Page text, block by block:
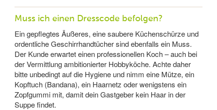
Muss ich einen Dresscode befolgen?
Ein gepflegtes Äußeres, eine saubere Küchenschürze und
ordentliche Geschirrhandtücher sind ebenfalls ein Muss.
Der Kunde erwartet einen professionellen Koch – auch bei
der Vermittlung ambitionierter Hobbyköche. Achte daher
bitte unbedingt auf die Hygiene und nimm eine Mütze, ein
Kopftuch (Bandana), ein Haarnetz oder wenigstens ein
Zopfgummi mit, damit dein Gastgeber kein Haar in der
Suppe findet.